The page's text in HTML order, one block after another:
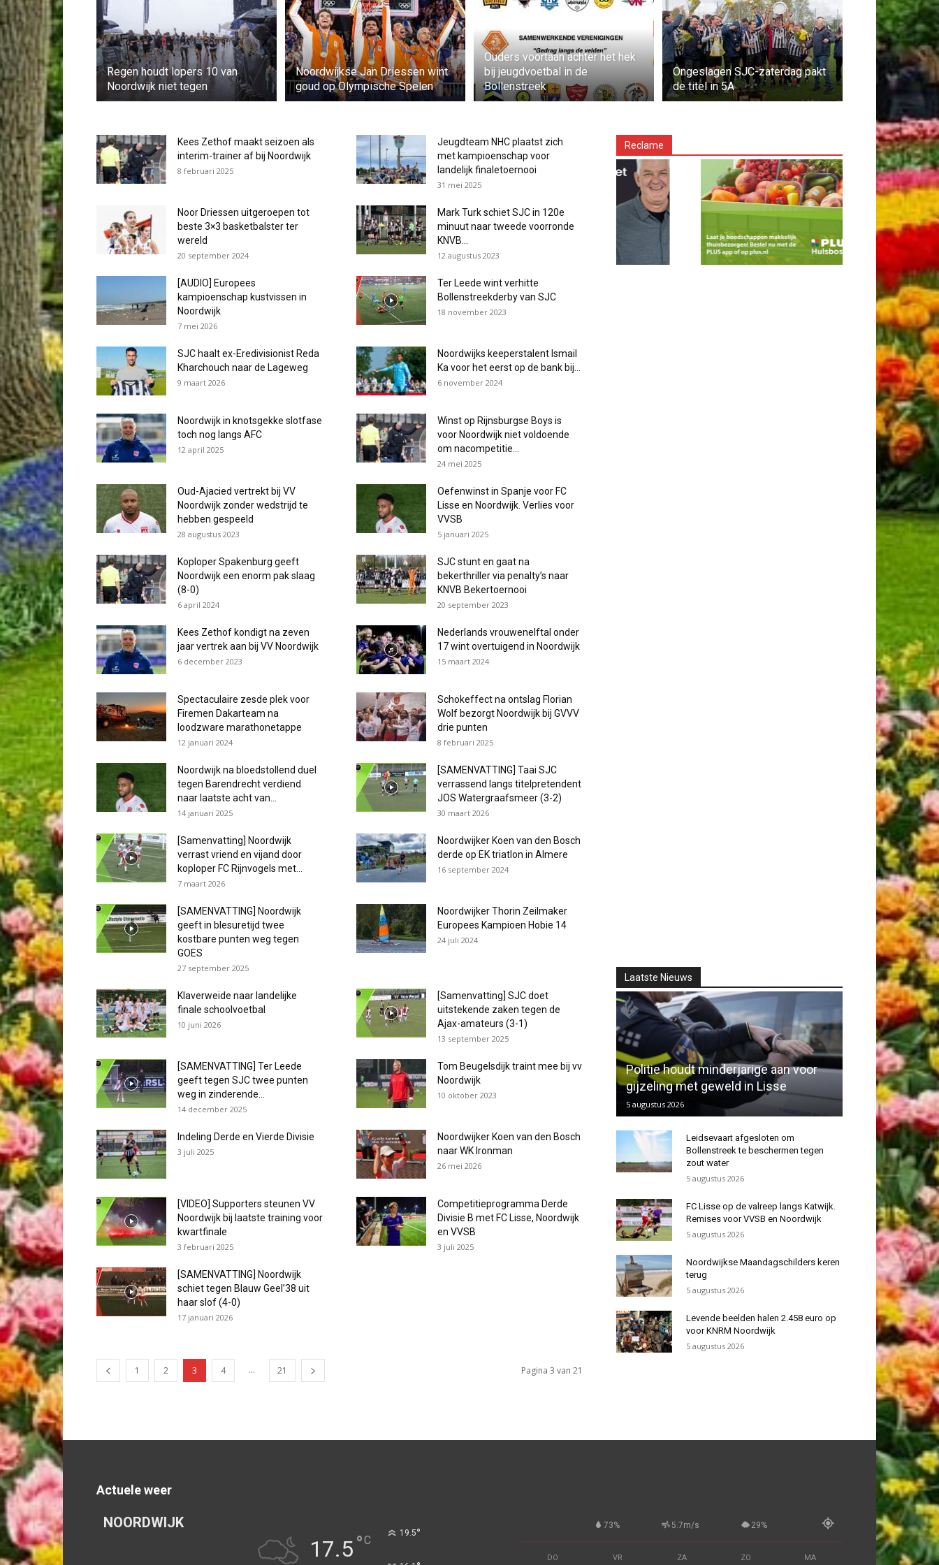
Regen houdt lopers 10 van
Noordwijk niet tegen
Noordwijkse Jan Driessen wint
goud op Olympische Spelen
Ouders voortaan achter het hek
bij jeugdvoetbal in de
Bollenstreek
Ongeslagen SJC-zaterdag pakt
de titel in 5A
Kees Zethof maakt seizoen als
interim-trainer af bij Noordwijk
8 februari 2025
Jeugdteam NHC plaatst zich
met kampioenschap voor
landelijk finaletoernooi
31 mei 2025
Noor Driessen uitgeroepen tot
beste 3×3 basketbalster ter
wereld
20 september 2024
Mark Turk schiet SJC in 120e
minuut naar tweede voorronde
KNVB...
12 augustus 2023
[AUDIO] Europees
kampioenschap kustvissen in
Noordwijk
7 mei 2026
Ter Leede wint verhitte
Bollenstreekderby van SJC
18 november 2023
SJC haalt ex-Eredivisionist Reda
Kharchouch naar de Lageweg
9 maart 2026
Noordwijks keeperstalent Ismail
Ka voor het eerst op de bank bij...
6 november 2024
Noordwijk in knotsgekke slotfase
toch nog langs AFC
12 april 2025
Winst op Rijnsburgse Boys is
voor Noordwijk niet voldoende
om nacompetitie...
24 mei 2025
Oud-Ajacied vertrekt bij VV
Noordwijk zonder wedstrijd te
hebben gespeeld
28 augustus 2023
Oefenwinst in Spanje voor FC
Lisse en Noordwijk. Verlies voor
VVSB
5 januari 2025
Koploper Spakenburg geeft
Noordwijk een enorm pak slaag
(8-0)
6 april 2024
SJC stunt en gaat na
bekerthriller via penalty’s naar
KNVB Bekertoernooi
20 september 2023
Kees Zethof kondigt na zeven
jaar vertrek aan bij VV Noordwijk
6 december 2023
Nederlands vrouwenelftal onder
17 wint overtuigend in Noordwijk
15 maart 2024
Spectaculaire zesde plek voor
Firemen Dakarteam na
loodzware marathonetappe
12 januari 2024
Schokeffect na ontslag Florian
Wolf bezorgt Noordwijk bij GVVV
drie punten
8 februari 2025
Noordwijk na bloedstollend duel
tegen Barendrecht verdiend
naar laatste acht van...
14 januari 2025
[SAMENVATTING] Taai SJC
verrassend langs titelpretendent
JOS Watergraafsmeer (3-2)
30 maart 2026
[Samenvatting] Noordwijk
verrast vriend en vijand door
koploper FC Rijnvogels met...
7 maart 2026
Noordwijker Koen van den Bosch
derde op EK triatlon in Almere
16 september 2024
[SAMENVATTING] Noordwijk
geeft in blesuretijd twee
kostbare punten weg tegen
GOES
27 september 2025
Noordwijker Thorin Zeilmaker
Europees Kampioen Hobie 14
24 juli 2024
Klaverweide naar landelijke
finale schoolvoetbal
10 juni 2026
[Samenvatting] SJC doet
uitstekende zaken tegen de
Ajax-amateurs (3-1)
13 september 2025
[SAMENVATTING] Ter Leede
geeft tegen SJC twee punten
weg in zinderende...
14 december 2025
Tom Beugelsdijk traint mee bij vv
Noordwijk
10 oktober 2023
Indeling Derde en Vierde Divisie
3 juli 2025
Noordwijker Koen van den Bosch
naar WK Ironman
26 mei 2026
[VIDEO] Supporters steunen VV
Noordwijk bij laatste training voor
kwartfinale
3 februari 2025
Competitieprogramma Derde
Divisie B met FC Lisse, Noordwijk
en VVSB
3 juli 2025
[SAMENVATTING] Noordwijk
schiet tegen Blauw Geel’38 uit
haar slof (4-0)
17 januari 2026
1 2 3 4 ... 21 Pagina 3 van 21
Reclame
Laatste Nieuws
Politie houdt minderjarige aan voor
gijzeling met geweld in Lisse
5 augustus 2026
Leidsevaart afgesloten om
Bollenstreek te beschermen tegen
zout water
5 augustus 2026
FC Lisse op de valreep langs Katwijk.
Remises voor VVSB en Noordwijk
5 augustus 2026
Noordwijkse Maandagschilders keren
terug
5 augustus 2026
Levende beelden halen 2.458 euro op
voor KNRM Noordwijk
5 augustus 2026
Actuele weer
NOORDWIJK
17.5°C
19.5°
73% 5.7m/s 29%
DO VR ZA ZO MA